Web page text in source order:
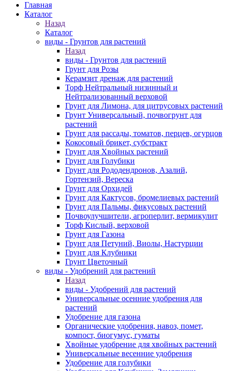
Главная
Каталог
Назад
Каталог
виды - Грунтов для растений
Назад
виды - Грунтов для растений
Грунт для Розы
Керамзит дренаж для растений
Торф Нейтральный низинный и
Нейтрализованный верховой
Грунт для Лимона, для цитрусовых растений
Грунт Универсальный, почвогрунт для
растений
Грунт для рассады, томатов, перцев, огурцов
Кокосовый брикет, субстракт
Грунт для Хвойных растений
Грунт для Голубики
Грунт для Рододендронов, Азалий,
Гортензий, Вереска
Грунт для Орхидей
Грунт для Кактусов, бромелиевых растений
Грунт для Пальмы, фикусовых растений
Почвоулучшители, агроперлит, вермикулит
Торф Кислый, верховой
Грунт для Газона
Грунт для Петуний, Виолы, Настурции
Грунт для Клубники
Грунт Цветочный
виды - Удобрений для растений
Назад
виды - Удобрений для растений
Универсальные осенние удобрения для
растений
Удобрение для газона
Органические удобрения, навоз, помет,
компост, биогумус, гуматы
Хвойные удобрение для хвойных растений
Универсальные весенние удобрения
Удобрение для голубики